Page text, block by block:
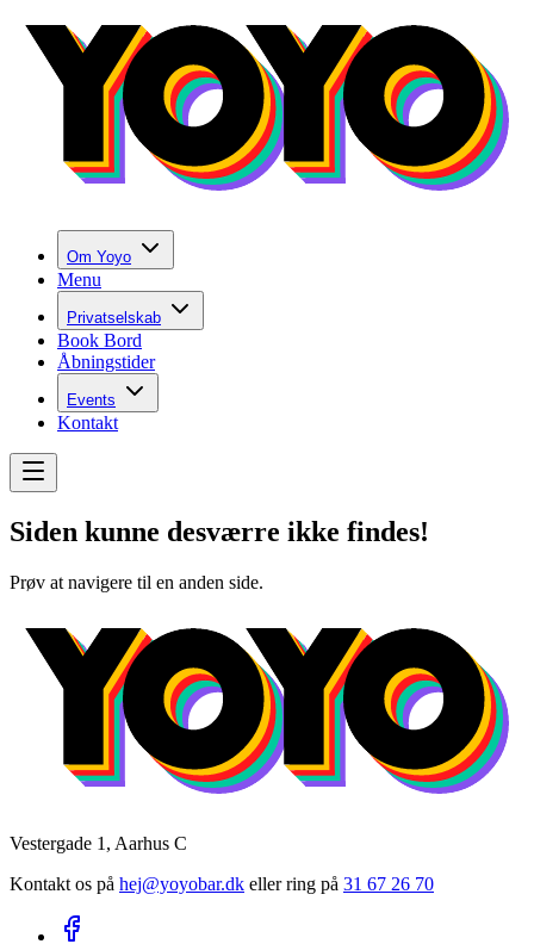
Om Yoyo
Menu
Privatselskab
Book Bord
Åbningstider
Events
Kontakt
Siden kunne desværre ikke findes!
Prøv at navigere til en anden side.
Vestergade 1, Aarhus C
Kontakt os på hej@yoyobar.dk eller ring på 31 67 26 70